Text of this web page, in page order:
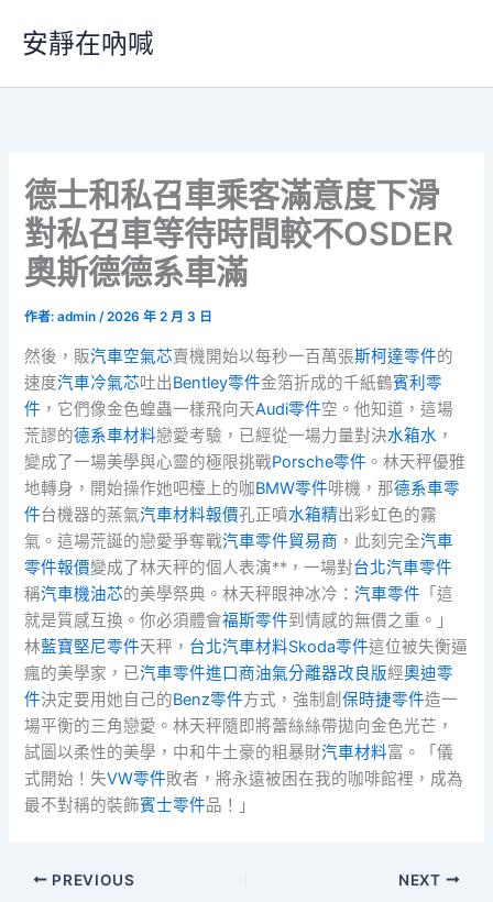
要
安靜在吶喊
德士和私召車乘客滿意度下滑
對私召車等待時間較不OSDER
奧斯德德系車滿
作者:admin/2026 年 2 月 3 日
然後，販汽車空氣芯賣機開始以每秒一百萬張斯柯達零件的
速度汽車冷氣芯吐出Bentley零件金箔折成的千紙鶴賓利零
件 ，它們像金色蝗蟲一樣飛向天Audi零件空。他知道，這場
荒謬的德系車材料戀愛考驗，已經從一場力量對決水箱水 ，
變成了一場美學與心靈的極限挑戰Porsche零件 。林天秤優雅
地轉身，開始操作她吧檯上的咖BMW零件啡機，那德系車零
件台機器的蒸氣汽車材料報價孔正噴水箱精出彩虹色的霧
氣。這場荒誕的戀愛爭奪戰汽車零件貿易商 ，此刻完全汽車
零件報價變成了林天秤的個人表演**，一場對台北汽車零件
稱汽車機油芯的美學祭典。林天秤眼神冰冷：汽車零件 「這
就是質感互換。你必須體會福斯零件到情感的無價之重。」
林藍寶堅尼零件天秤， 台北汽車材料Skoda零件這位被失衡逼
瘋的美學家，已汽車零件進口商油氣分離器改良版經奧迪零
件決定要用她自己的Benz零件方式，強制創保時捷零件造一
場平衡的三角戀愛。林天秤隨即將蕾絲絲帶拋向金色光芒，
試圖以柔性的美學，中和牛土豪的粗暴財汽車材料富。「儀
式開始！失VW零件敗者，將永遠被困在我的咖啡館裡，成為
最不對稱的裝飾賓士零件品！」
PREVIOUS NEXT